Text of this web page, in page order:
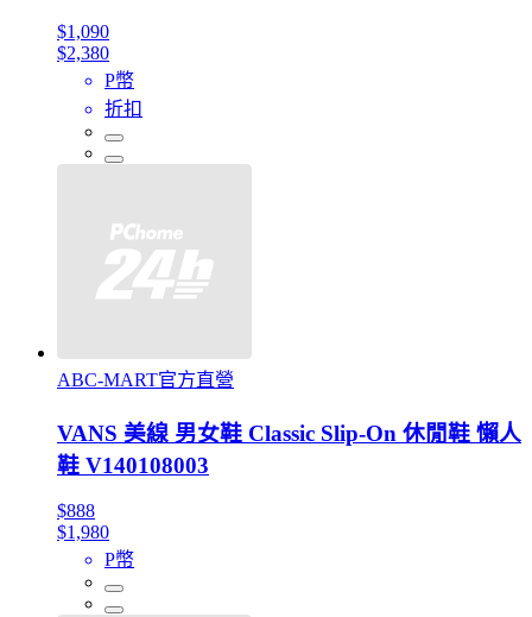
$1,090
$2,380
P幣
折扣
ABC-MART官方直營
VANS 美線 男女鞋 Classic Slip-On 休閒鞋 懶人
鞋 V140108003
$888
$1,980
P幣